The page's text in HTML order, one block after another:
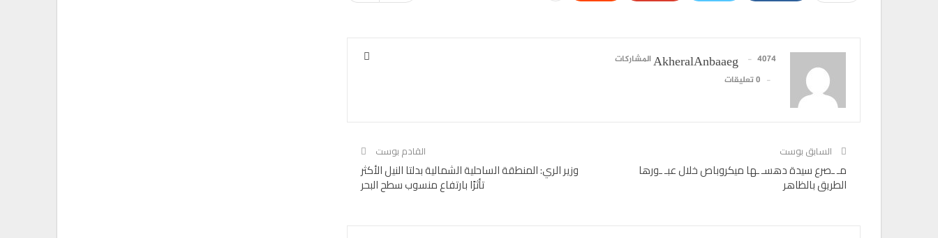
AkheralAnbaaeg
4074 المشاركات
0 تعليقات
السابق بوست
مـ ـصرع سيدة دهسـ ـها ميكروباص خلال عبـ ـورها
الطريق بالظاهر
القادم بوست
وزير الري: المنطقة الساحلية الشمالية بدلتا النيل الأكثر
تأثرًا بارتفاع منسوب سطح البحر